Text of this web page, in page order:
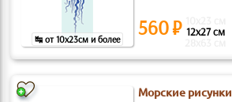
↹ от 10x23см и более 560 ₽ 12x27 см
Морские рисунки